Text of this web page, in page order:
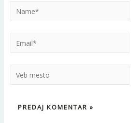
mesto